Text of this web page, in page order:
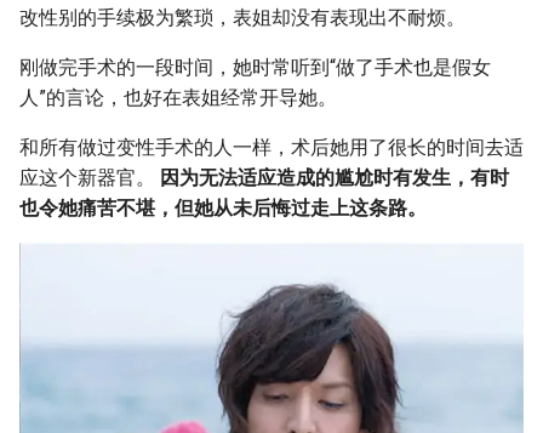
改性别的手续极为繁琐，表姐却没有表现出不耐烦。
刚做完手术的一段时间，她时常听到“做了手术也是假女
人”的言论，也好在表姐经常开导她。
和所有做过变性手术的人一样，术后她用了很长的时间去适
应这个新器官。
因为无法适应造成的尴尬时有发生，有时
也令她痛苦不堪，但她从未后悔过走上这条路。